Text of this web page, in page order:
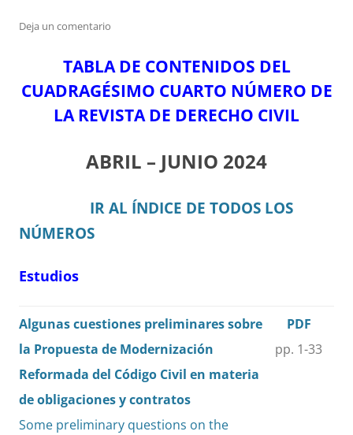
Deja un comentario
TABLA DE CONTENIDOS DEL
CUADRAGÉSIMO CUARTO NÚMERO DE
LA REVISTA DE DERECHO CIVIL
ABRIL – JUNIO 2024
IR AL ÍNDICE DE TODOS LOS
NÚMEROS
Estudios
Algunas cuestiones preliminares sobre
la Propuesta de Modernización
Reformada del Código Civil en materia
de obligaciones y contratos
Some preliminary questions on the
PDF
pp. 1-33